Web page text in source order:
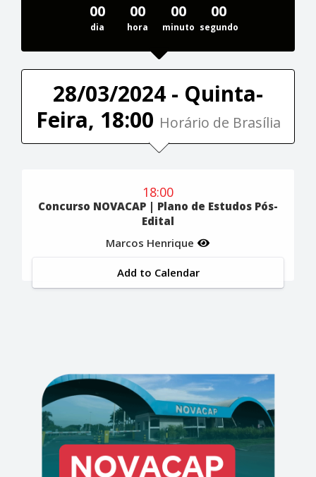
00
dia
00
hora
00
minuto
00
segundo
28/03/2024 - Quinta-
Feira, 18:00 Horário de Brasília
18:00
Concurso NOVACAP | Plano de Estudos Pós-
Edital
Marcos Henrique
Add to Calendar